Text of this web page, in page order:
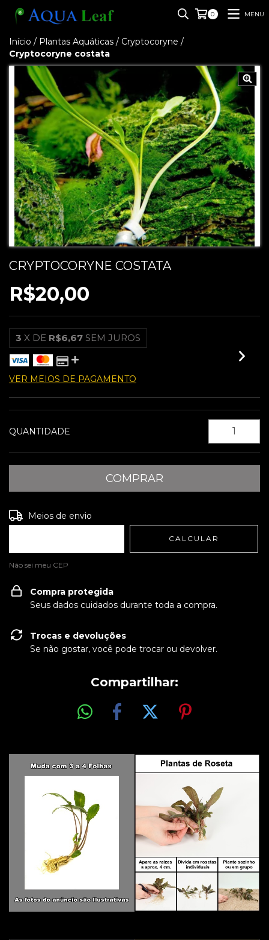
0 MENU
Início / Plantas Aquáticas / Cryptocoryne /
Cryptocoryne costata
CRYPTOCORYNE COSTATA
R$20,00
3 X DE R$6,67 SEM JUROS
VER MEIOS DE PAGAMENTO
QUANTIDADE
Entregas para o CEP:
Meios de envio
CALCULAR
Não sei meu CEP
Compra protegida
Seus dados cuidados durante toda a compra.
Trocas e devoluções
Se não gostar, você pode trocar ou devolver.
Compartilhar: